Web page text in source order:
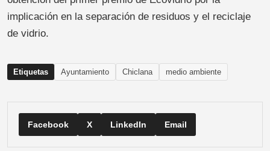
implicación en la separación de residuos y el reciclaje
de vidrio.
Etiquetas Ayuntamiento Chiclana medio ambiente
Facebook X LinkedIn Email